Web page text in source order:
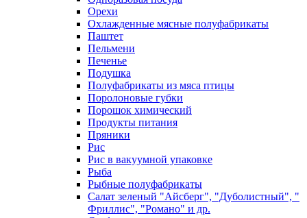
Орехи
Охлажденные мясные полуфабрикаты
Паштет
Пельмени
Печенье
Подушка
Полуфабрикаты из мяса птицы
Поролоновые губки
Порошок химический
Продукты питания
Пряники
Рис
Рис в вакуумной упаковке
Рыба
Рыбные полуфабрикаты
Салат зеленый "Айсберг", "Дуболистный", "
Фриллис", "Романо" и др.